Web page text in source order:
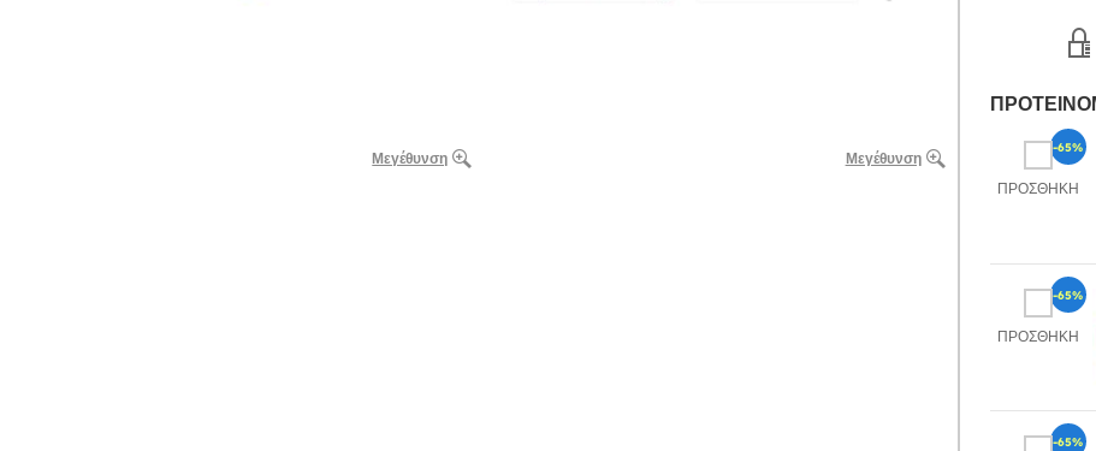
Μεγέθυνση Μεγέθυνση
ΠΡΟΣΘΉΚΗ
-65%
ΠΡΟΣΘΉΚΗ
-65%
-65%